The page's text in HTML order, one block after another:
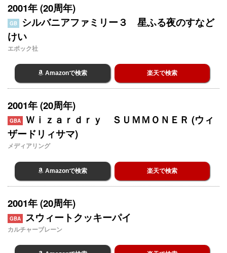
2001年 (20周年)
GB
シルバニアファミリー３ 星ふる夜のすなど
けい
エポック社
Amazonで検索 楽天で検索
2001年 (20周年)
GBA
Ｗｉｚａｒｄｒｙ ＳＵＭＭＯＮＥＲ (ウィ
ザードリィサマ)
メディアリング
Amazonで検索 楽天で検索
2001年 (20周年)
GBA スウィートクッキーパイ
カルチャーブレーン